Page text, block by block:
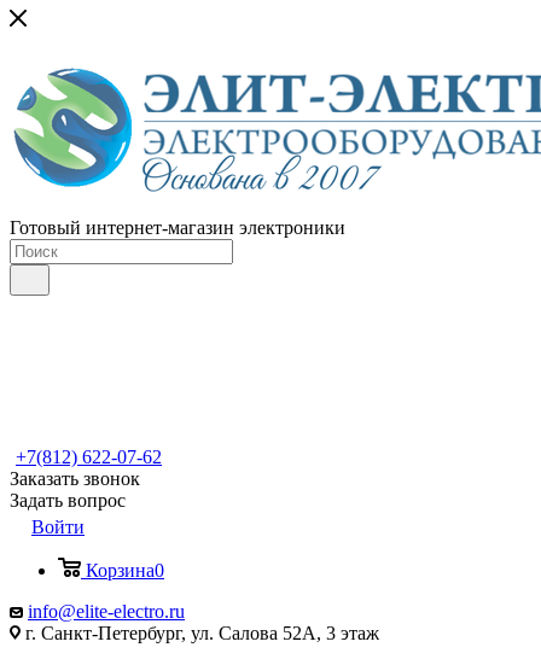
Готовый интернет-магазин электроники
+7(812) 622-07-62
Заказать звонок
Задать вопрос
Войти
Корзина0
info@elite-electro.ru
г. Санкт-Петербург, ул. Салова 52А, 3 этаж